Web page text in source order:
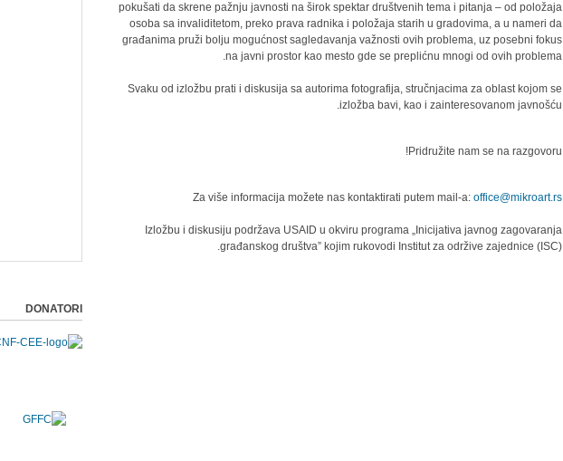
pokušati da skrene pažnju javnosti na širok spektar društvenih tema i pitanja – od položaja
osoba sa invaliditetom, preko prava radnika i položaja starih u gradovima, a u nameri da
građanima pruži bolju mogućnost sagledavanja važnosti ovih problema, uz posebni fokus
na javni prostor kao mesto gde se preplićnu mnogi od ovih problema.
Svaku od izložbu prati i diskusija sa autorima fotografija, stručnjacima za oblast kojom se
izložba bavi, kao i zainteresovanom javnošću.
Pridružite nam se na razgovoru!
Za više informacija možete nas kontaktirati putem mail-a: office@mikroart.rs
Izložbu i diskusiju podržava USAID u okviru programa „Inicijativa javnog zagovaranja
građanskog društva” kojim rukovodi Institut za održive zajednice (ISC).
DONATORI